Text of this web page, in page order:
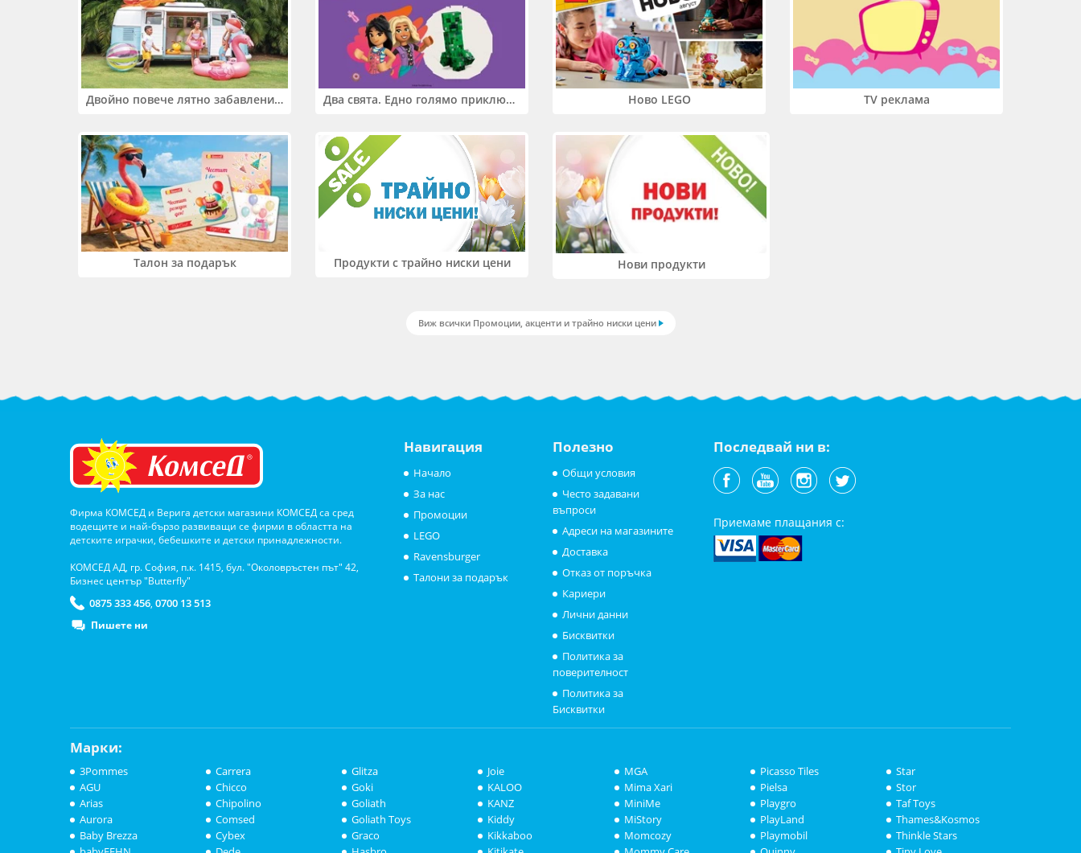
Двойно повече лятно забавление! Купи 2 продукта INTEX и вземи -33% Два свята. Едно голямо приключение. Купи 2 продукта LEGO® Friends и/или LEGO® Minecraft и вземи -27% Ново LEGO TV реклама
Талон за подарък Продукти с трайно ниски цени Нови продукти
Виж всички Промоции, акценти и трайно ниски цени
Фирма КОМСЕД и Верига детски магазини КОМСЕД са сред
водещите и най-бързо развиващи се фирми в областта на
детските играчки, бебешките и детски принадлежности.
КОМСЕД АД, гр. София, п.к. 1415, бул. "Околовръстен път" 42,
Бизнес център "Butterfly"
0875 333 456, 0700 13 513
Пишете ни
Навигация
Начало
За нас
Промоции
LEGO
Ravensburger
Талони за подарък
Полезно
Общи условия
Често задавани
въпроси
Адреси на магазините
Доставка
Отказ от поръчка
Кариери
Лични данни
Бисквитки
Политика за
поверителност
Политика за
Бисквитки
Последвай ни в:
Приемаме плащания с:
Марки:
3Pommes
AGU
Arias
Aurora
Baby Brezza
Carrera
Chicco
Chipolino
Comsed
Cybex
Glitza
Goki
Goliath
Goliath Toys
Graco
Joie
KALOO
KANZ
Kiddy
Kikkaboo
MGA
Mima Xari
MiniMe
MiStory
Momcozy
Picasso Tiles
Pielsa
Playgro
PlayLand
Playmobil
Star
Stor
Taf Toys
Thames&Kosmos
Thinkle Stars